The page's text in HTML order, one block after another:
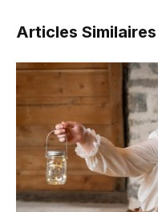
Articles Similaires